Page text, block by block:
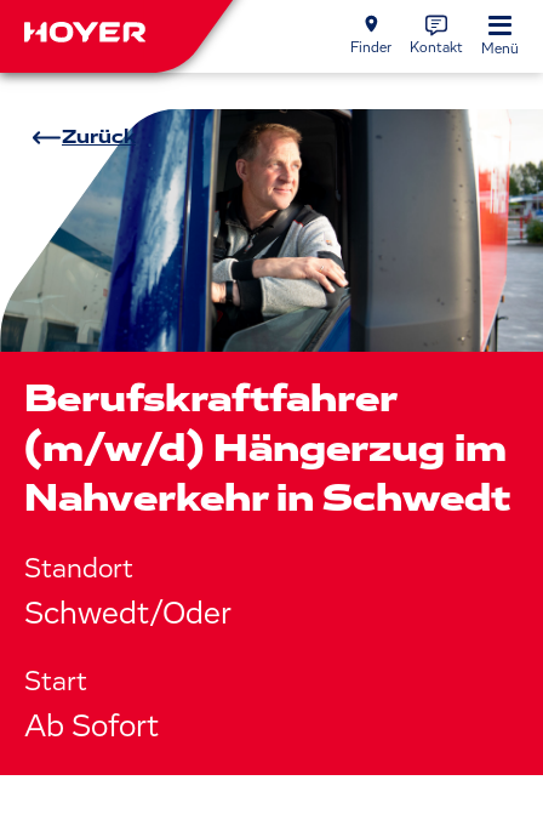
Finder Kontakt Menü
Zurück
Berufskraftfahrer
(m/w/d) Hängerzug im
Nahverkehr in Schwedt
Standort
Schwedt/Oder
Start
Ab Sofort